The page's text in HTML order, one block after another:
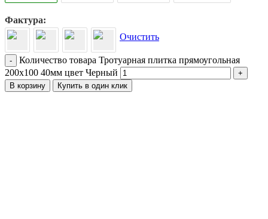
Фактура
Очистить
-
Количество товара Тротуарная плитка прямоугольная
200х100 40мм цвет Черный
+
В корзину
Купить в один клик